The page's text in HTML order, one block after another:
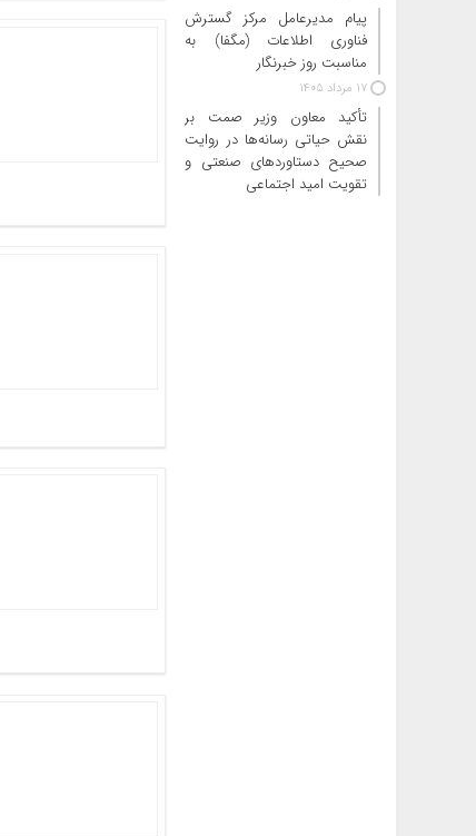
پیام مدیرعامل مرکز گسترش
فناوری اطلاعات (مگفا) به
مناسبت روز خبرنگار
17 مرداد 1405
تأکید معاون وزیر صمت بر
نقش حیاتی رسانه‌ها در روایت
صحیح دستاوردهای صنعتی و
تقویت امید اجتماعی